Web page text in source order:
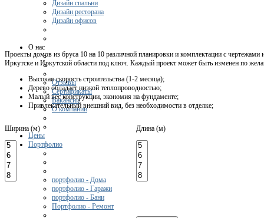
Дизайн спальни
Дизайн ресторана
Дизайн офисов
О нас
Отзывы
Сертификаты
Вакансии
О компании
Цены
Портфолио
портфолио - Дома
портфолио - Гаражи
портфолио - Бани
Портфолио - Ремонт
Проекты домов из бруса 10 на 10 различной планировки и комплектации с чертежами
Иркутске и Иркутской области под ключ. Каждый проект может быть изменен по
Высокая скорость строительства (1-2 месяца);
Дерево обладает низкой теплопроводностью;
Малый вес конструкции, экономия на фундаменте;
Привлекательный внешний вид, без необходимости в отделке;
Ширина (м) Длина (м)